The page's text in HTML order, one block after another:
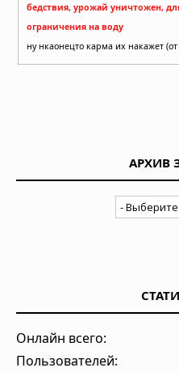
бедствия, урожай уничтожен,
ограничения на воду
ну нкаонецто карма их накажет (от
АРХИВ
Онлайн всего:
Пользователей: